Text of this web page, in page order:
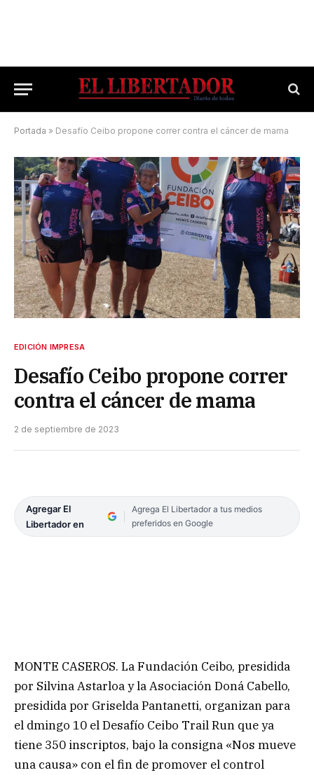
Portada » Desafío Ceibo propone correr contra el cáncer de mama
EDICIÓN IMPRESA
Desafío Ceibo propone correr
contra el cáncer de mama
2 de septiembre de 2023
Agregar El
Libertador en
Agrega El Libertador a tus medios
preferidos en Google
MONTE CASEROS. La Fundación Ceibo, presidida
por Silvina Astarloa y la Asociación Doná Cabello,
presidida por Griselda Pantanetti, organizan para
el dmingo 10 el Desafío Ceibo Trail Run que ya
tiene 350 inscriptos, bajo la consigna «Nos mueve
una causa» con el fin de promover el control